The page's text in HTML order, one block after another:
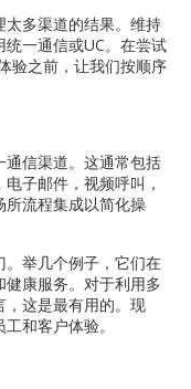
多渠道的结果。维持
一通信或UC。在尝试
验之前，让我们按顺序
信渠道。这通常包括
子邮件，视频呼叫，
所流程集成以简化操
举几个例子，它们在
康服务。对于利用多
，这是最有用的。现
和客户体验。